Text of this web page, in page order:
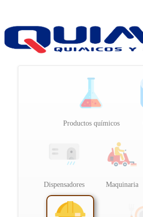
Productos químicos
Dispensadores Maquinaria